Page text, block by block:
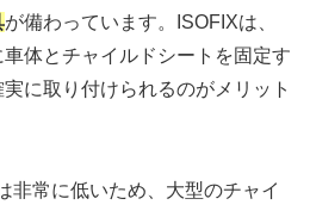
が備わっています。ISOFIXは、
体とチャイルドシートを固定す
に取り付けられるのがメリット
非常に低いため、大型のチャイ